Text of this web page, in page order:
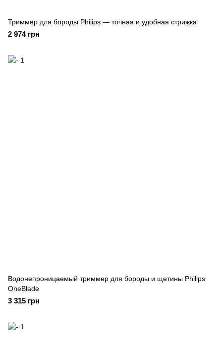
Триммер для бороды Philips — точная и удобная стрижка
2 974 грн
Водонепроницаемый триммер для бороды и щетины Philips
OneBlade
3 315 грн